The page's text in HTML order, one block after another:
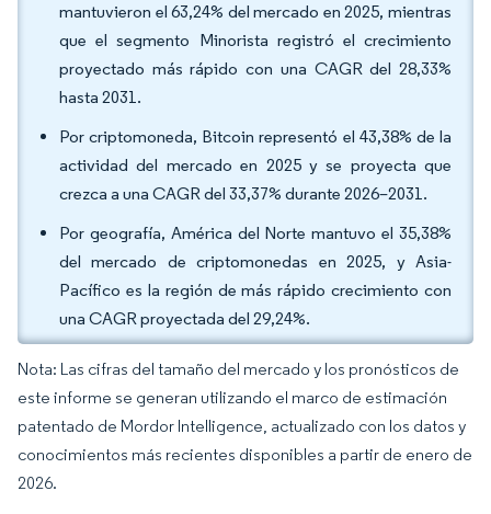
mantuvieron el 63,24% del mercado en 2025, mientras
que el segmento Minorista registró el crecimiento
proyectado más rápido con una CAGR del 28,33%
hasta 2031.
Por criptomoneda, Bitcoin representó el 43,38% de la
actividad del mercado en 2025 y se proyecta que
crezca a una CAGR del 33,37% durante 2026–2031.
Por geografía, América del Norte mantuvo el 35,38%
del mercado de criptomonedas en 2025, y Asia-
Pacífico es la región de más rápido crecimiento con
una CAGR proyectada del 29,24%.
Nota: Las cifras del tamaño del mercado y los pronósticos de
este informe se generan utilizando el marco de estimación
patentado de Mordor Intelligence, actualizado con los datos y
conocimientos más recientes disponibles a partir de enero de
2026.